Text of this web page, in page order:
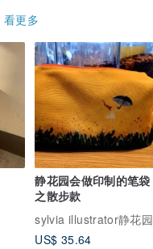
看更多
静花园会做印制的笔袋
之散步款
sylvia illustrator静花园
US$ 35.64